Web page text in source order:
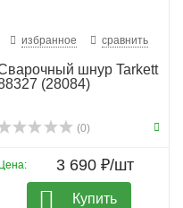
избранное сравнить
шнур Tarkett
(28084)
(0)
Цена: 3 690 ₽/шт
Купить